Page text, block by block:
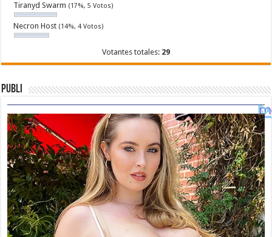
Tiranyd Swarm (17%, 5 Votos)
Necron Host (14%, 4 Votos)
Votantes totales: 29
Publi